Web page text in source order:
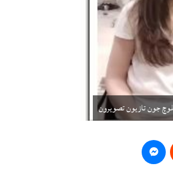
جون تازيون تصويرون